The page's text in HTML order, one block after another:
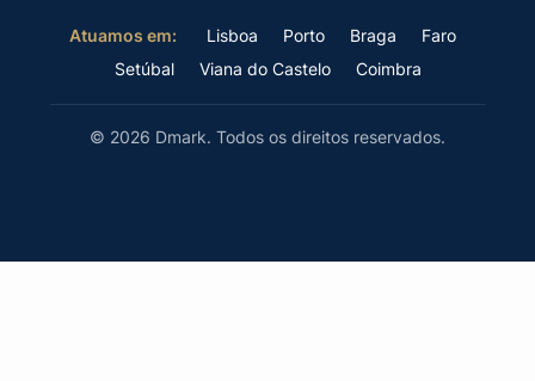
Atuamos em: Lisboa Porto Braga
Faro
Setúbal
Viana do Castelo Coimbra
© 2026 Dmark. Todos os direitos reservados.